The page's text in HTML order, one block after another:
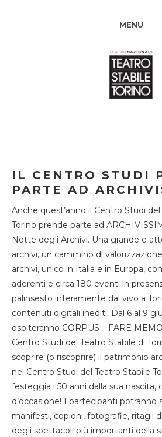
MENU
IL CENTRO STUDI
PARTE AD
Anche quest’anno il Centro Studi
Torino prende parte ad
Notte degli Archivi. Una grande e
archivi, un cammino di
archivi, unico in Italia e in Europa,
aderenti e circa 180 eventi in
palinsesto interamente dal vivo a
contenuti digitali inediti. Dal 6 al 9
ospiteranno CORPUS – FARE
Centro Studi del Teatro Stabile di
scoprire (o riscoprire) il patrimonio
nel Centro Studi del Teatro Stabile
festeggia i 50 anni dalla sua nascita,
d’occasione! I partecipanti potranno
manifesti, copioni, fotografie, ritagli
degli spettacoli più importanti della